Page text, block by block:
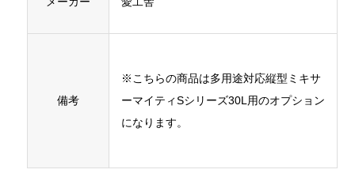
備考
※こちらの商品は多用途対応縦型ミキサ
ーマイティSシリーズ30L用のオプション
になります。